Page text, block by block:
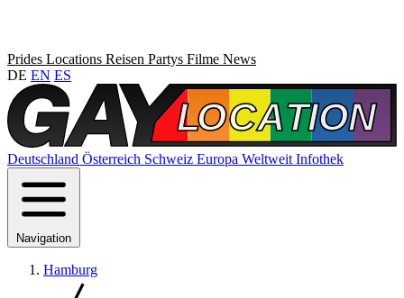
Prides Locations Reisen Partys Filme News
DE EN ES
Deutschland Österreich Schweiz Europa Weltweit Infothek
Navigation
Hamburg